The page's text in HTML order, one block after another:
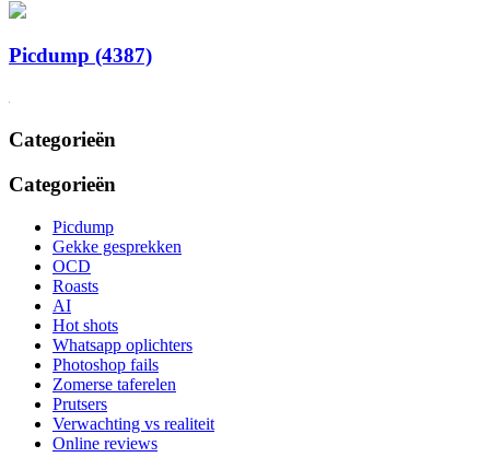
Picdump (4387)
Categorieën
Categorieën
Picdump
Gekke gesprekken
OCD
Roasts
AI
Hot shots
Whatsapp oplichters
Photoshop fails
Zomerse taferelen
Prutsers
Verwachting vs realiteit
Online reviews